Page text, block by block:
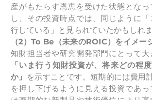
産がもたらす恩恵を受けた状態とな
し、その投資時点では、同じように
行している」と見られていたかもしれま
（2）To Be（未来のROIC）をイメー
知財担当者や研究開発部門にとって大
「いま行う知財投資が、将来どの程
か」
を示すことです。短期的には費用
を押し下げるように見える投資であ